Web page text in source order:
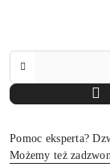
Pomoc eksperta?
Możemy też